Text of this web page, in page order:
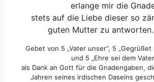
erlange mir die
stets auf die Liebe dieser so
guten Mutter zu antworten.
Gebet von 5 „Vater unser“, 5 „Gegrüßet
und 5 „Ehre sei dem
als Dank an Gott für die Gnadengaben,
Jahren seines irdischen Daseins